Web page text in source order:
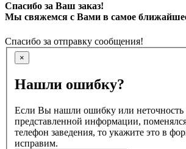
Спасибо за Ваш заказ!
Мы свяжемся с Вами в самое
Спасибо за отправку сообщения!
×
Нашли ошибку?
Если Вы нашли ошибку или неточность
представленной информации,
телефон заведения, то укажите это в
исправим.